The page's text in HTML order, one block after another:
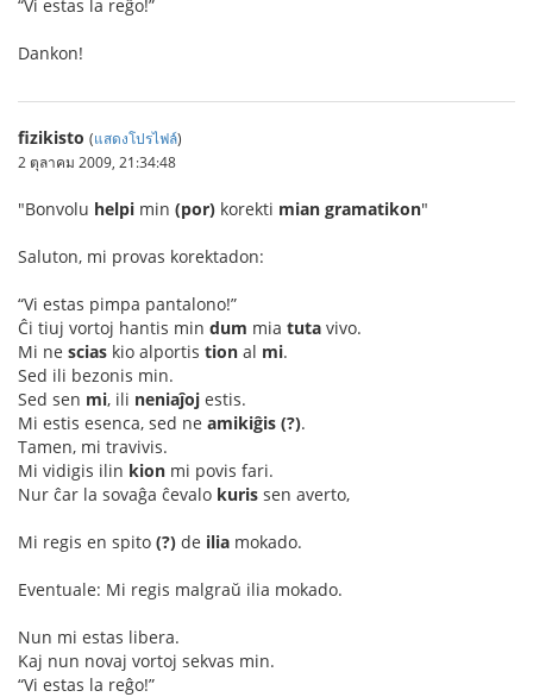
“Vi estas la reĝo!”
Dankon!
fizikisto (แสดงโปรไฟล์)
2 ตุลาคม 2009, 21:34:48
"Bonvolu helpi min (por) korekti mian gramatikon"
Saluton, mi provas korektadon:
“Vi estas pimpa pantalono!”
Ĉi tiuj vortoj hantis min dum mia tuta vivo.
Mi ne scias kio alportis tion al mi.
Sed ili bezonis min.
Sed sen mi, ili neniaĵoj estis.
Mi estis esenca, sed ne amikiĝis (?).
Tamen, mi travivis.
Mi vidigis ilin kion mi povis fari.
Nur ĉar la sovaĝa ĉevalo kuris sen averto,
Mi regis en spito (?) de ilia mokado.
Eventuale: Mi regis malgraŭ ilia mokado.
Nun mi estas libera.
Kaj nun novaj vortoj sekvas min.
“Vi estas la reĝo!”